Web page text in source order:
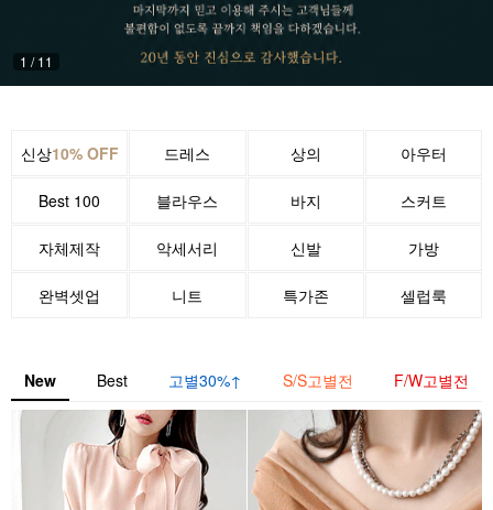
1 /11
신상10% OFF 드레스 상의 아우터
Best 100 블라우스 바지 스커트
자체제작 악세서리 신발 가방
완벽셋업 니트 특가존 셀럽룩
New Best 고별30%↑ S/S고별전 F/W고별전